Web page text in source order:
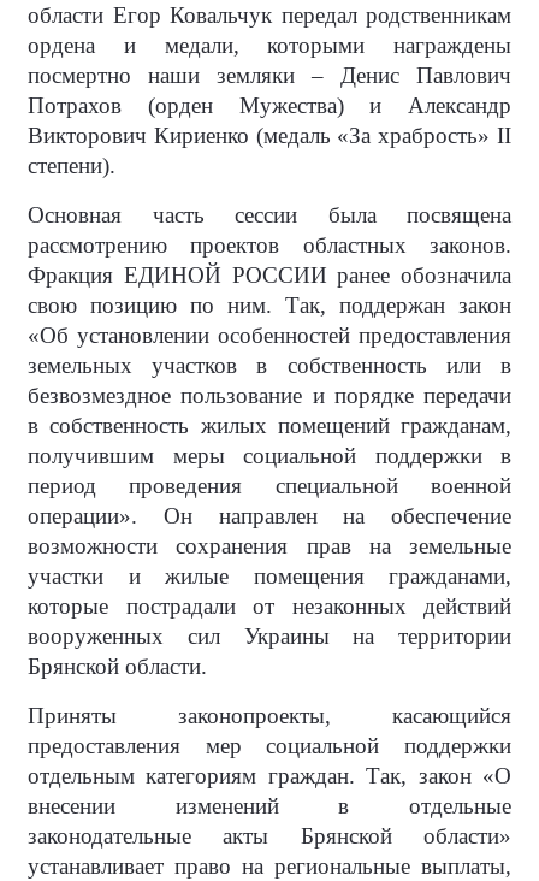
области Егор Ковальчук передал родственникам
ордена и медали, которыми награждены
посмертно наши земляки – Денис Павлович
Потрахов (орден Мужества) и Александр
Викторович Кириенко (медаль «За храбрость» II
степени).
Основная часть сессии была посвящена
рассмотрению проектов областных законов.
Фракция ЕДИНОЙ РОССИИ ранее обозначила
свою позицию по ним. Так, поддержан закон
«Об установлении особенностей предоставления
земельных участков в собственность или в
безвозмездное пользование и порядке передачи
в собственность жилых помещений гражданам,
получившим меры социальной поддержки в
период проведения специальной военной
операции». Он направлен на обеспечение
возможности сохранения прав на земельные
участки и жилые помещения гражданами,
которые пострадали от незаконных действий
вооруженных сил Украины на территории
Брянской области.
Приняты законопроекты, касающийся
предоставления мер социальной поддержки
отдельным категориям граждан. Так, закон «О
внесении изменений в отдельные
законодательные акты Брянской области»
устанавливает право на региональные выплаты,